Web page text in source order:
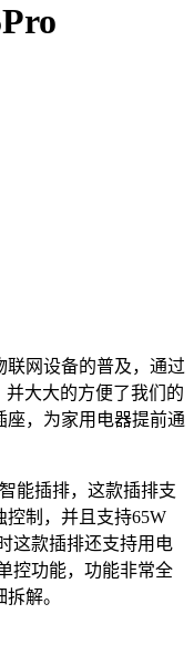
联网设备的普及，通过
大大的方便了我们的
座，为家用电器提前通
能插排，这款插排支
制，并且支持65W
这款插排还支持用电
控功能，功能非常全
解。